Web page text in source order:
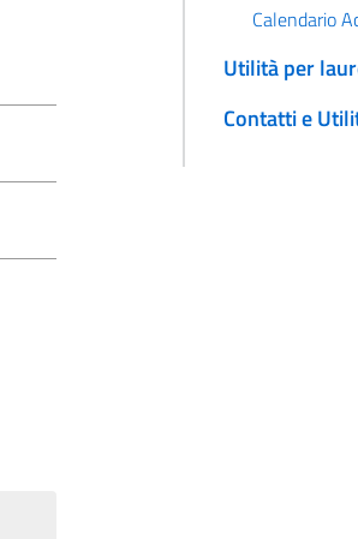
Calendario
Utilità per
Contatti e